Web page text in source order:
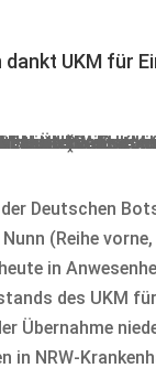
dankt UKM für
Deutschen
(Reihe vorne,
in
des UKM
Übernahme
in NRW-